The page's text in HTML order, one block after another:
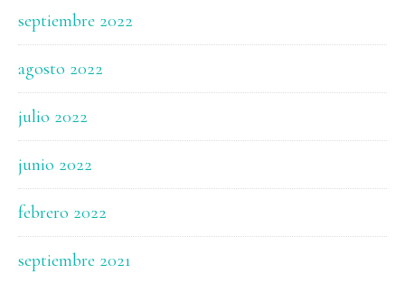
septiembre 2022
agosto 2022
julio 2022
junio 2022
febrero 2022
septiembre 2021